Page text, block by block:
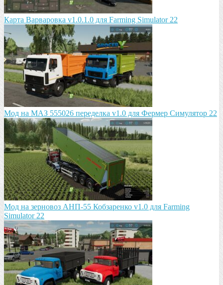
Карта Варваровка v1.0.1.0 для Farming Simulator 22
Мод на МАЗ 555026 пeрeдeлка v1.0 для Фермер Симулятор 22
Мод на зeрновоз АНП-55 Кобзарeнко v1.0 для Farming
Simulator 22